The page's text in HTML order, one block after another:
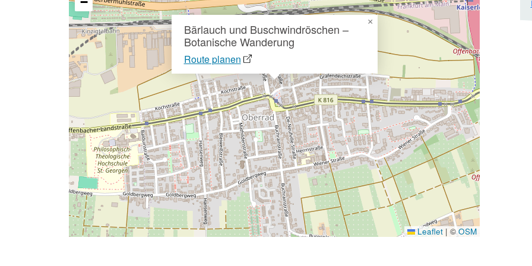
Bärlauch und Buschwindröschen –
Botanische Wanderung
Route planen
×
Leaflet | ©OSM